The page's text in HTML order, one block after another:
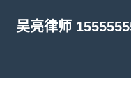
吴亮律师